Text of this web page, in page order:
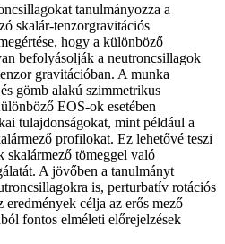
tanulmányozza a
skalár-tenzorgravitációs
hogy a különböző
befolyásolják a neutroncsillagok
gravitációban. A munka
gömb alakú szimmetrikus
EOS-ok esetében
tulajdonságokat, mint például a
profilokat. Ez lehetővé teszi
skalármező tömeggel való
A jövőben a tanulmányt
is, perturbatív rotációs
célja az erős mező
fontos elméleti előrejelzések